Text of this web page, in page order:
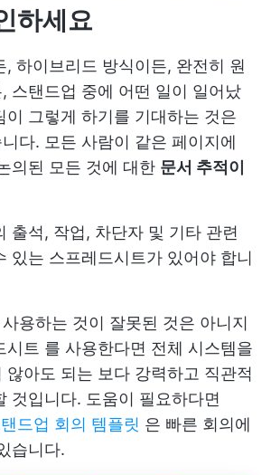
하세요
, 하이브리드 방식이든, 완전히 원
스탠드업 중에 어떤 일이 일어났
이 그렇게 하기를 기대하는 것은
다. 모든 사람이 같은 페이지에
의된 모든 것에 대한 문서 추적이
출석, 작업, 차단자 및 기타 관련
있는 스프레드시트가 있어야 합니
용하는 것이 잘못된 것은 아니지
시트 를 사용한다면 전체 시스템을
않아도 되는 보다 강력하고 직관적
것입니다. 도움이 필요하다면
드업 회의 템플릿 은 빠른 회의에
습니다.